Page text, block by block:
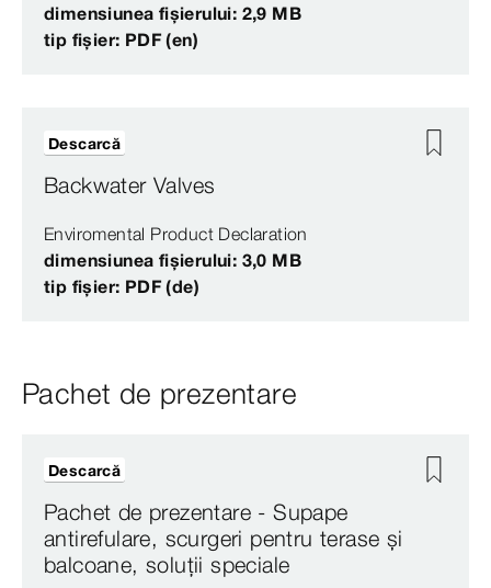
dimensiunea fișierului: 2,9 MB
tip fișier: PDF (en)
Backwater Valves
Enviromental Product Declaration
dimensiunea fișierului: 3,0 MB
tip fișier: PDF (de)
Descarcă
Pachet de prezentare
Pachet de prezentare - Supape
antirefulare, scurgeri pentru terase și
balcoane, soluții speciale
Descarcă